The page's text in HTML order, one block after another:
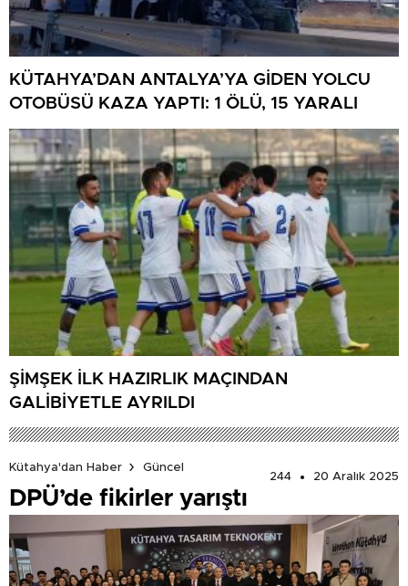
KÜTAHYA’DAN ANTALYA’YA GİDEN YOLCU
OTOBÜSÜ KAZA YAPTI: 1 ÖLÜ, 15 YARALI
ŞİMŞEK İLK HAZIRLIK MAÇINDAN
GALİBİYETLE AYRILDI
Kütahya'dan Haber
Güncel
244
20 Aralık 2025
DPÜ’de fikirler yarıştı